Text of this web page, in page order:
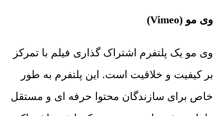
وی مو (Vimeo)
وی مو یک پلتفرم اشتراک گذاری فیلم با تمرکز
بر کیفیت و خلاقیت است. این پلتفرم به طور
خاص برای سازندگان محتوا حرفه ای و مستقل